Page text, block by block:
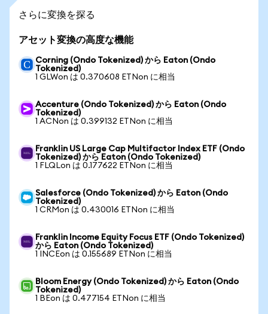
さらに変換を探る
アセット変換の高度な機能
Corning (Ondo Tokenized) から Eaton (Ondo
Tokenized)
1 GLWon は 0.370608 ETNon に相当
Accenture (Ondo Tokenized) から Eaton (Ondo
Tokenized)
1 ACNon は 0.399132 ETNon に相当
Franklin US Large Cap Multifactor Index ETF (Ondo
Tokenized) から Eaton (Ondo Tokenized)
1 FLQLon は 0.177622 ETNon に相当
Salesforce (Ondo Tokenized) から Eaton (Ondo
Tokenized)
1 CRMon は 0.430016 ETNon に相当
Franklin Income Equity Focus ETF (Ondo Tokenized)
から Eaton (Ondo Tokenized)
1 INCEon は 0.155689 ETNon に相当
Bloom Energy (Ondo Tokenized) から Eaton (Ondo
Tokenized)
1 BEon は 0.477154 ETNon に相当